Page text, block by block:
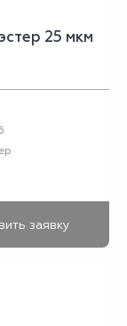
25 мкм
заявку